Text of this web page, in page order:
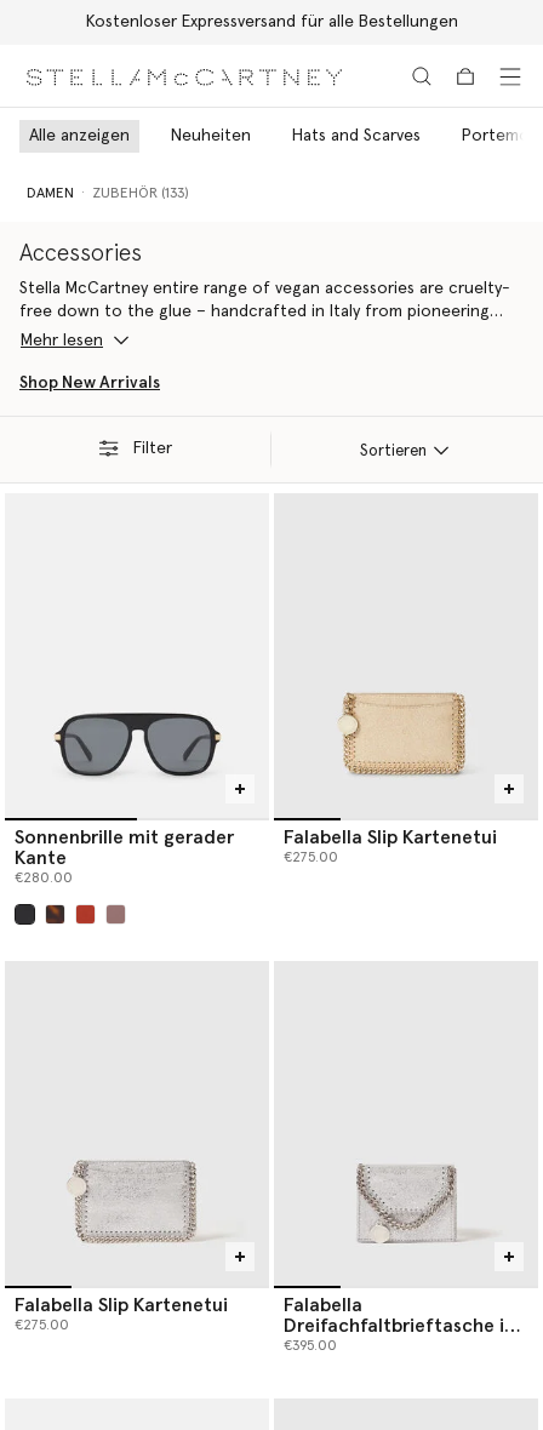
Kostenloser Expressversand für alle Bestellungen
Alle anzeigen Neuheiten Hats and Scarves
DAMEN ZUBEHÖR (133)
Accessories
Stella McCartney entire range of vegan accessories are cruelty-
free down to the glue – handcrafted in Italy from pioneering
materials innovations that do
Ideal for gifting yourself or a fellow eco-warrior, all Stella
handcrafted by artisans in Italy using conscious materials that
Baseball caps are crafted from organic cotton canvas, while soft,
knitted beanie hats and scarves are spun from RWS-certified
wool, recycled cashmere and RAS-certified alpaca yarn.
Shop Stella McCartney’s luxury designer
scarves,beltsand more women’s accessories below.
Mehr lesen
Shop New Arrivals
Filter Sortieren
Sonnenbrille mit gerader
Kante
€280.00
Falabella Slip Kartenetui
€275.00
Falabella Slip Kartenetui
€275.00
Falabella
Dreifachfaltbrieftasche in
Metallic-Optik
€395.00